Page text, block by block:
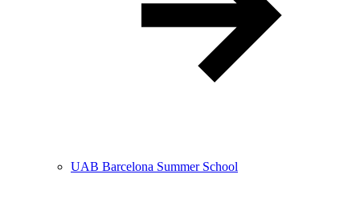
UAB Barcelona Summer School